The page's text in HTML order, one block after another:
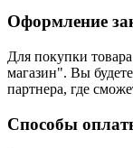
Оформление
Для покупки
магазин". Вы
партнера, где
Способы